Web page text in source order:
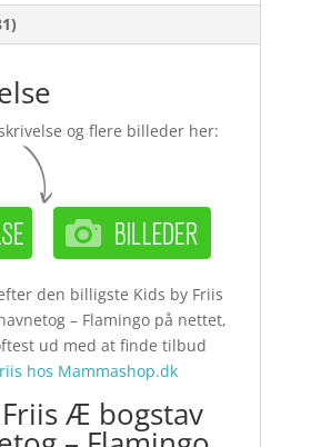
og flere billeder her:
den billigste Kids by Friis
– Flamingo på nettet,
ud med at finde tilbud
hos Mammashop.dk
Æ bogstav